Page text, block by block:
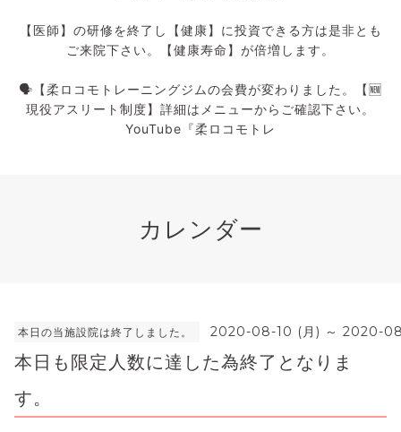
【医師】の研修を終了し【健康】に投資できる方は是非とも
ご来院下さい。【健康寿命】が倍増します。
🗣️【柔ロコモトレーニングジムの会費が変わりました。【🆕
現役アスリート制度】詳細はメニューからご確認下さい。
YouTube『柔ロコモトレ
カレンダー
本日の当施設院は終了しました。 2020-08-10 (月) ～ 2020-
本日も限定人数に達した為終了となりま
す。